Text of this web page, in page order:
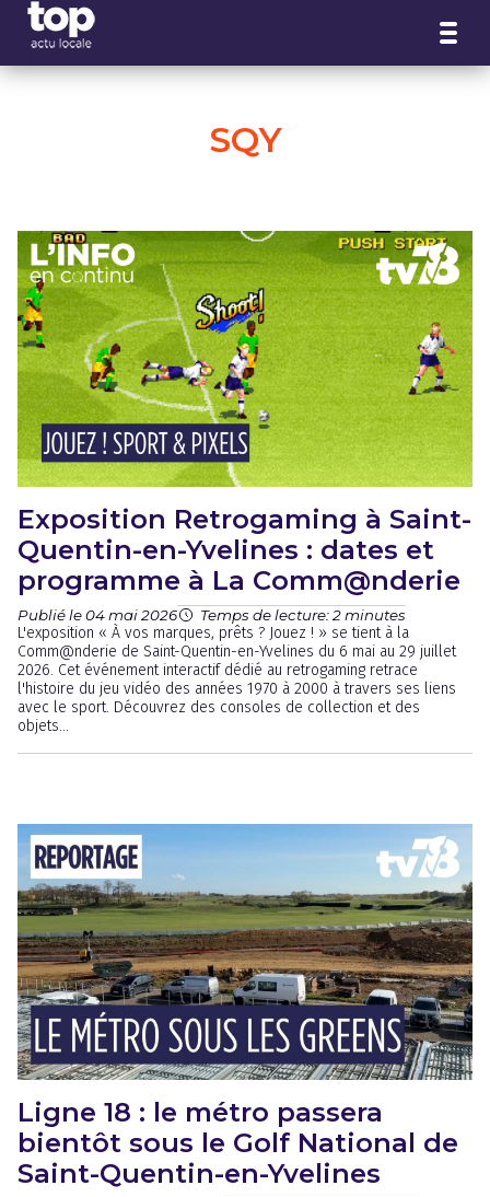
SQY
Exposition Retrogaming à Saint-
Quentin-en-Yvelines : dates et
programme à La Comm@nderie
Publié le 04 mai 2026 Temps de lecture: 2 minutes
L'exposition « À vos marques, prêts ? Jouez ! » se tient à la
Comm@nderie de Saint-Quentin-en-Yvelines du 6 mai au 29 juillet
2026. Cet événement interactif dédié au retrogaming retrace
l'histoire du jeu vidéo des années 1970 à 2000 à travers ses liens
avec le sport. Découvrez des consoles de collection et des
objets...
Ligne 18 : le métro passera
bientôt sous le Golf National de
Saint-Quentin-en-Yvelines
Panneau de gestion des cookies